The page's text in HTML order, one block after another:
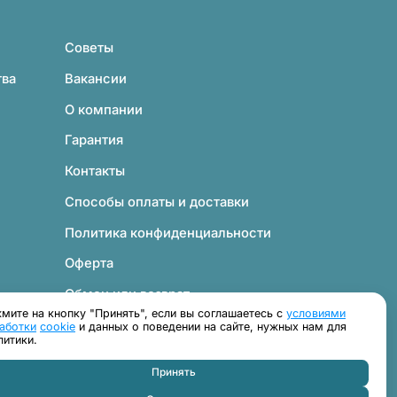
помещений с высокой проходимостью.
дизайн, поэтому часто устанавливаются в
нашего сайта, добавьте выбранные позиции
нашей компании через контакты — позвоните по
для рук и организуем доставку.
Советы
Вакансии
О компании
Гарантия
Контакты
Способы оплаты и доставки
Политика конфиденциальности
Оферта
Обмен или возврат
Согласие на обработку персональных данных
на кнопку "Принять", если вы соглашаетесь с условиями
cookie и данных о поведении на сайте, нужных нам для
Принять